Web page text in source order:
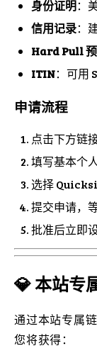
身份证明：
信用记录：
Hard Pull
ITIN：可用
申请流程
点击下方链
填写基本个
选择
提交申请，
批准后立即
💎 本站专
通过本站专属
您将获得：